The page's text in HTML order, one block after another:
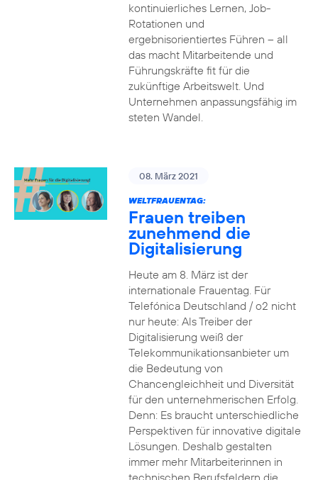
kontinuierliches Lernen, Job-
Rotationen und
ergebnisorientiertes Führen – all
das macht Mitarbeitende und
Führungskräfte fit für die
zukünftige Arbeitswelt. Und
Unternehmen anpassungsfähig im
steten Wandel.
08. März 2021
WELTFRAUENTAG:
Frauen treiben
zunehmend die
Digitalisierung
Heute am 8. März ist der
internationale Frauentag. Für
Telefónica Deutschland / o2 nicht
nur heute: Als Treiber der
Digitalisierung weiß der
Telekommunikationsanbieter um
die Bedeutung von
Chancengleichheit und Diversität
für den unternehmerischen Erfolg.
Denn: Es braucht unterschiedliche
Perspektiven für innovative digitale
Lösungen. Deshalb gestalten
immer mehr Mitarbeiterinnen in
technischen Berufsfeldern die